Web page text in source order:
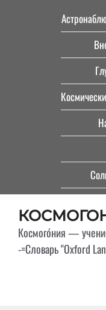
Космого́ния —
-=Словарь "Oxford